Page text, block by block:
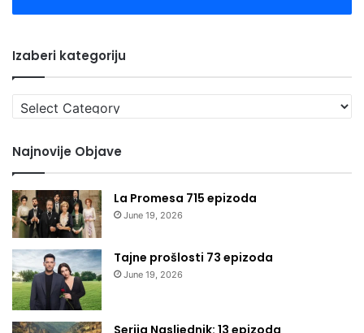
Izaberi kategoriju
Izaberi
kategoriju
Najnovije Objave
La Promesa 715 epizoda
June 19, 2026
Tajne prošlosti 73 epizoda
June 19, 2026
Serija Nasljednik: 13 epizoda